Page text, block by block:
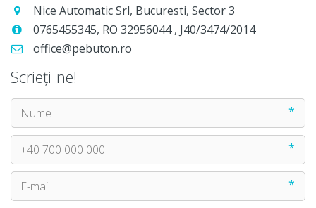
Nice Automatic Srl, Bucuresti, Sector 3
0765455345, RO 32956044, J40/3474/2014
office@pebuton.ro
Scrieți-ne!
*
*
*